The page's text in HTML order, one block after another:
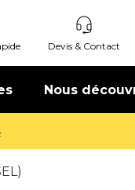
Devis & Contact
Nous